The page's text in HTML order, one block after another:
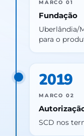
MARCO 01
Fundação
Uberlândia/
para o
2019
MARCO 02
SCD nos